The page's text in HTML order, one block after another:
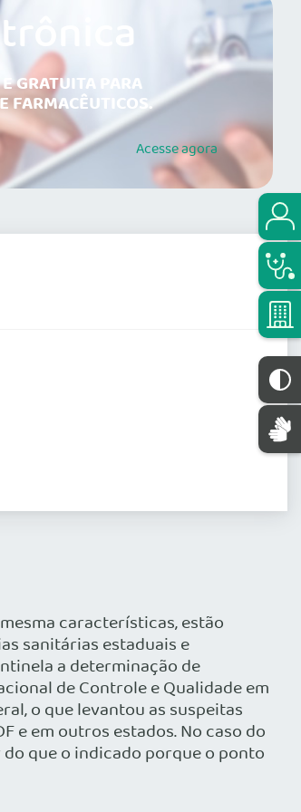
GRATUITA PARA
FARMACÊUTICOS.
Acesseagora
características, estão
sanitárias estaduais e
a determinação de
de Controle e Qualidade em
o que levantou as suspeitas
e em outros estados. No caso do
que o indicado porque o ponto